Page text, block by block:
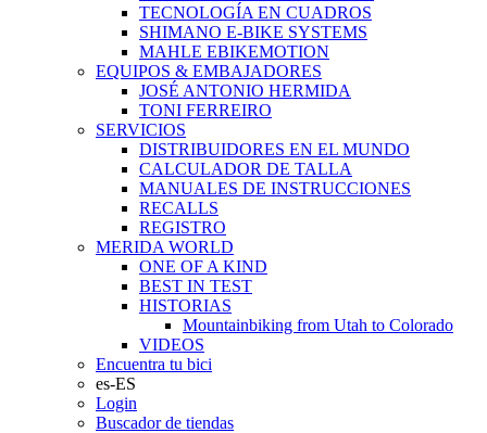
TECNOLOGÍA EN CUADROS
SHIMANO E-BIKE SYSTEMS
MAHLE EBIKEMOTION
EQUIPOS & EMBAJADORES
JOSÉ ANTONIO HERMIDA
TONI FERREIRO
SERVICIOS
DISTRIBUIDORES EN EL MUNDO
CALCULADOR DE TALLA
MANUALES DE INSTRUCCIONES
RECALLS
REGISTRO
MERIDA WORLD
ONE OF A KIND
BEST IN TEST
HISTORIAS
Mountainbiking from Utah to Colorado
VIDEOS
Encuentra tu bici
es-ES
Login
Buscador de tiendas